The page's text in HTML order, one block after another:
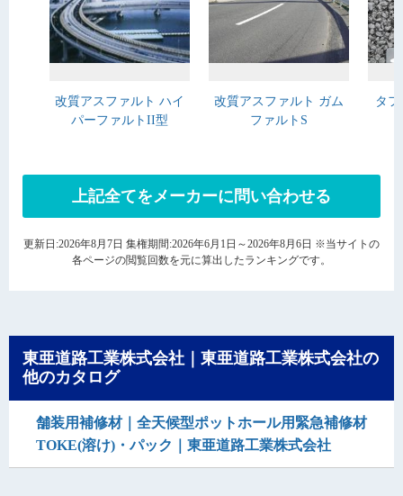
改質アスファルト ハイ
パーファルトII型
改質アスファルト ガム
ファルトS
タ
上記全てをメーカーに問い合わせる
更新日:2026年8月7日 集権期間:2026年6月1日～2026年8月6日 ※当サイトの
各ページの閲覧回数を元に算出したランキングです。
東亜道路工業株式会社｜東亜道路工業株式会社の
他のカタログ
舗装用補修材｜全天候型ポットホール用緊急補修材
TOKE(溶け)・パック｜東亜道路工業株式会社